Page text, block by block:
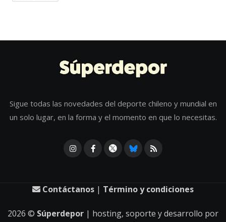
Sigue todas las novedades del deporte chileno y mundial en
un solo lugar, en la forma y el momento en que lo necesitas.
Contáctanos | Término y condiciones
2026 © Súperdepor | hosting, soporte y desarrollo por